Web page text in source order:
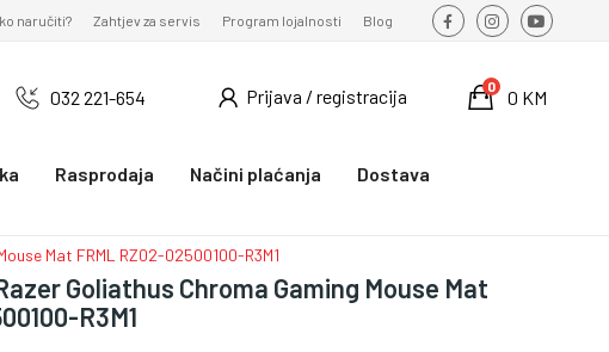
naručiti? Zahtjev za servis Program lojalnosti Blog
032 221-654 Prijava / registracija 0 KM
0
Rasprodaja Načini plaćanja Dostava
Mat FRML RZ02-02500100-R3M1
Goliathus Chroma Gaming Mouse Mat
R3M1